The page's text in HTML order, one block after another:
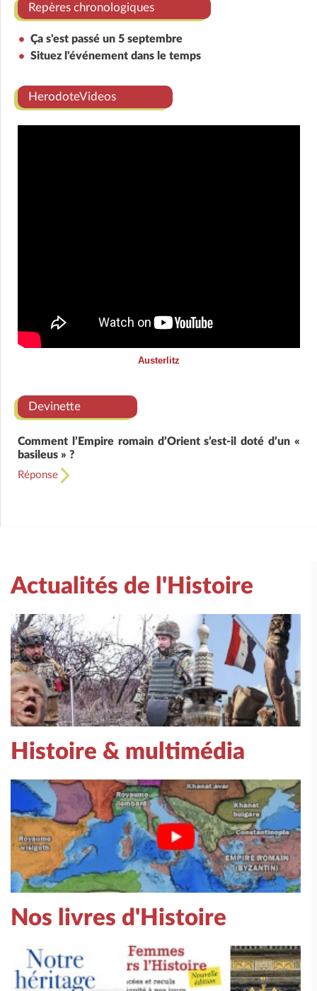
Repères chronologiques
Ça s'est passé un 5 septembre
Situez l'événement dans le temps
HerodoteVideos
Austerlitz
Devinette
Comment l’Empire romain d’Orient s’est-il doté d’un «
basileus » ?
Réponse
Actualités de l'Histoire
Histoire & multimédia
Nos livres d'Histoire